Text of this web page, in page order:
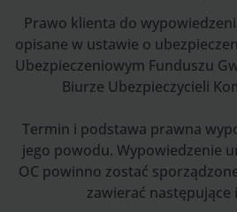
Prawo klienta do
opisane w ustawie o
Ubezpieczeniowym Funduszu
Biurze Ubezpieczycieli
Termin i podstawa prawna
jego powodu. Wypowiedzenie
OC powinno zostać
zawierać następujące